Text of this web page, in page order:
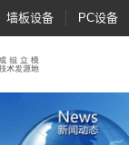
PC设备
墙板设备